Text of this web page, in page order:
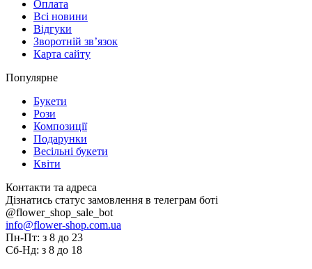
Оплата
Всі новини
Відгуки
Зворотній зв’язок
Карта сайту
Популярне
Букети
Рози
Композиції
Подарунки
Весільні букети
Квіти
Контакти та адреса
Дізнатись статус замовлення в телеграм боті
@flower_shop_sale_bot
info@flower-shop.com.ua
Пн-Пт: з 8 до 23
Сб-Нд: з 8 до 18